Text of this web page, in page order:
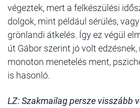
végeztek, mert a felkészülési
dolgok, mint például sérülés,
grönlandi átkelés. Így ez végül
út Gábor szerint jó volt
monoton menetelés ment,
is hasonló.
LZ: Szakmailag persze visszább